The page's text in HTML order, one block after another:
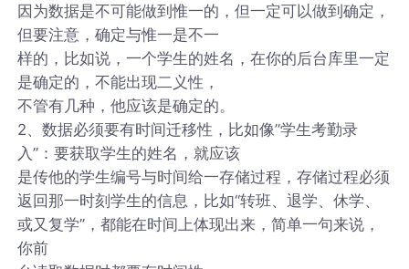
因为数据是不可能做到惟一的，但一定可以做到确定，
但要注意，确定与惟一是不一
样的，比如说，一个学生的姓名，在你的后台库里一定
是确定的，不能出现二义性，
不管有几种，他应该是确定的。
2、数据必须要有时间迁移性，比如像”学生考勤录
入”：要获取学生的姓名，就应该
是传他的学生编号与时间给一存储过程，存储过程必须
返回那一时刻学生的信息，比如“转班、退学、休学、
或又复学”，都能在时间上体现出来，简单一句来说，
你前